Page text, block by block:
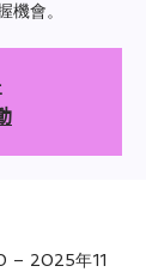
機會。
– 2025年11